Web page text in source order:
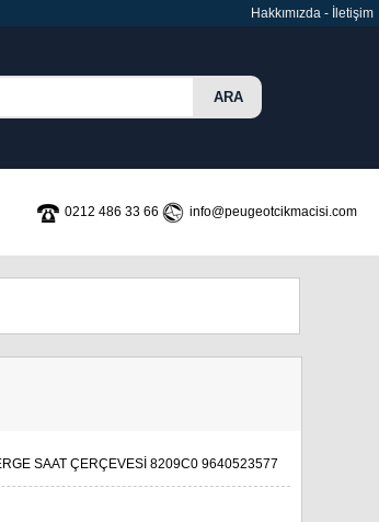
Hakkımızda - İletişim
0212 486 33 66 info@peugeotcikmacisi.com
SAAT ÇERÇEVESİ 8209C0 9640523577